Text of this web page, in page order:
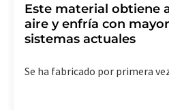
Este material obtiene
aire y enfría con
sistemas actuales
Se ha fabricado por primera